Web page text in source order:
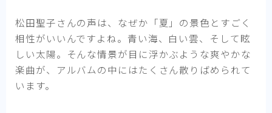
松田聖子さんの声は、なぜか「夏」の景色とすごく
相性がいいんですよね。青い海、白い雲、そして眩
しい太陽。そんな情景が目に浮かぶような爽やかな
楽曲が、アルバムの中にはたくさん散りばめられて
います。